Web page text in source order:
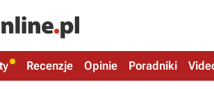
Recenzje Opinie Poradniki